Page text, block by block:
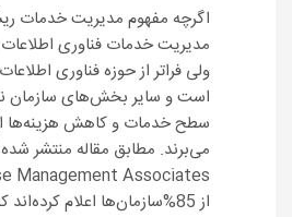
اگرچه مفهوم مدیریت خدمات
ولی فراتر از حوزه فناوری
است و سایر بخش‌های سازمان
سطح خدمات و کاهش هزینه‌ها
می‌برند. مطابق مقاله منتشر
از 85%سازمان‌ها اعلام کرده‌اند که هر یک تا